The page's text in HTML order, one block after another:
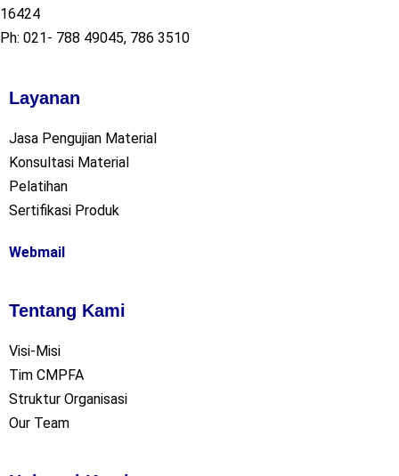
16424
Ph: 021- 788 49045, 786 3510
Layanan
Jasa Pengujian Material
Konsultasi Material
Pelatihan
Sertifikasi Produk
Webmail
Tentang Kami
Visi-Misi
Tim CMPFA
Struktur Organisasi
Our Team